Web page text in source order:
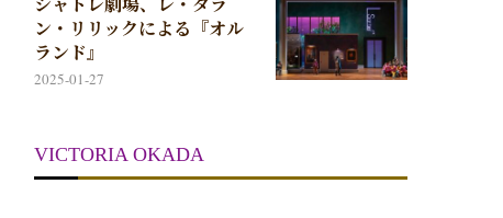
ン・リリックによる『オル
ランド』
2025-01-27
VICTORIA OKADA